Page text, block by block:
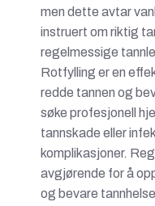
men dette avtar
instruert om riktig
regelmessige
Rotfylling er en
redde tannen og
søke profesjonell
tannskade eller
komplikasjoner.
avgjørende for å
og bevare